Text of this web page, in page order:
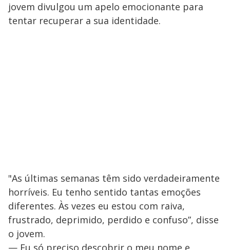
jovem divulgou um apelo emocionante para
tentar recuperar a sua identidade.
"As últimas semanas têm sido verdadeiramente
horríveis. Eu tenho sentido tantas emoções
diferentes. Às vezes eu estou com raiva,
frustrado, deprimido, perdido e confuso”, disse
o jovem.
— Eu só preciso descobrir o meu nome e